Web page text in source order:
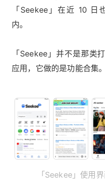
「Seekee」在近 10
内。
「Seekee」并不是那类
应用，它做的是功能合集。
「Seekee」使用